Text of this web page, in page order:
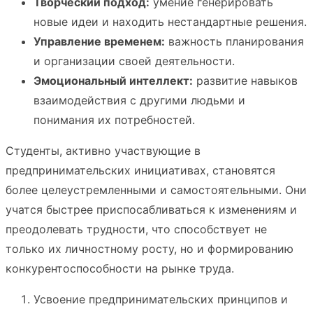
новые идеи и находить нестандартные решения.
Управление временем: важность планирования
и организации своей деятельности.
Эмоциональный интеллект: развитие навыков
взаимодействия с другими людьми и
понимания их потребностей.
Студенты, активно участвующие в
предпринимательских инициативах, становятся
более целеустремленными и самостоятельными. Они
учатся быстрее приспосабливаться к изменениям и
преодолевать трудности, что способствует не
только их личностному росту, но и формированию
конкурентоспособности на рынке труда.
Усвоение предпринимательских принципов и